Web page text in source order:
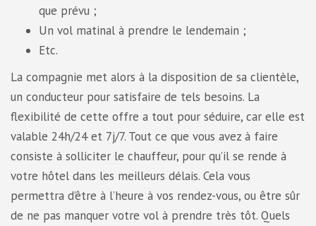
que prévu ;
Un vol matinal à prendre le lendemain ;
Etc.
La compagnie met alors à la disposition de sa clientèle,
un conducteur pour satisfaire de tels besoins. La
flexibilité de cette offre a tout pour séduire, car elle est
valable 24h/24 et 7j/7. Tout ce que vous avez à faire
consiste à solliciter le chauffeur, pour qu’il se rende à
votre hôtel dans les meilleurs délais. Cela vous
permettra d’être à l’heure à vos rendez-vous, ou être sûr
de ne pas manquer votre vol à prendre très tôt. Quels